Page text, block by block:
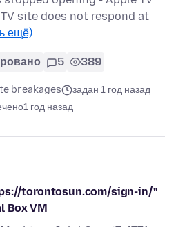
TV site does not respond at
ещё)
5 389
breakages
задан 1 год назад
1 год назад
torontosun.com/sign-in/"
Box VM